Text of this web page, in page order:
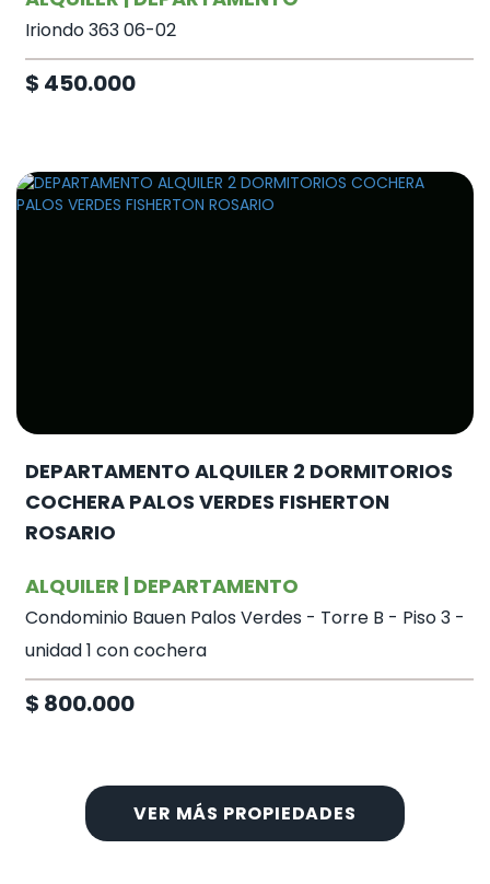
Iriondo 363 06-02
$ 450.000
DEPARTAMENTO ALQUILER 2 DORMITORIOS
COCHERA PALOS VERDES FISHERTON
ROSARIO
ALQUILER | DEPARTAMENTO
Condominio Bauen Palos Verdes - Torre B - Piso 3 -
unidad 1 con cochera
$ 800.000
VER MÁS PROPIEDADES